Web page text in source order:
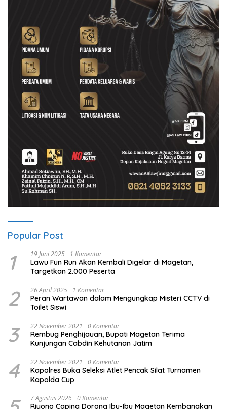
Popular Post
1 19 Juni 2025 1 Komentar
Lawu Fun Run Akan Kembali Digelar di Magetan,
Targetkan 2.000 Peserta
2 26 April 2025 1 Komentar
Peran Wartawan dalam Mengungkap Misteri CCTV di
Toilet Siswi
3 22 November 2021 0 Komentar
Rembug Penghijauan, Bupati Magetan Terima
Kunjungan Cabdin Kehutanan Jatim
4 22 November 2021 0 Komentar
Kapolres Buka Seleksi Atlet Pencak Silat Turnamen
Kapolda Cup
7 Agustus 2026 0 Komentar
Riyono Caping Dorong Ibu-Ibu Magetan Kembangkan